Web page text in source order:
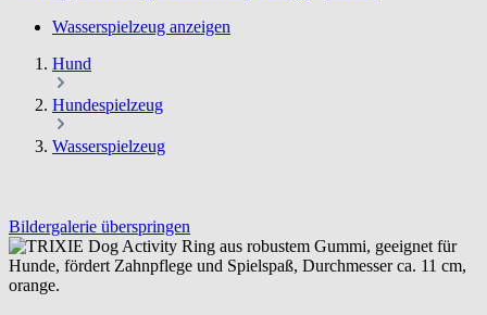
Wasserspielzeug anzeigen
Hund
Hundespielzeug
Wasserspielzeug
Bildergalerie überspringen